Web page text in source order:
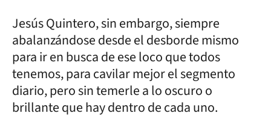
Jesús Quintero, sin embargo, siempre
abalanzándose desde el desborde mismo
para ir en busca de ese loco que todos
tenemos, para cavilar mejor el segmento
diario, pero sin temerle a lo oscuro o
brillante que hay dentro de cada uno.